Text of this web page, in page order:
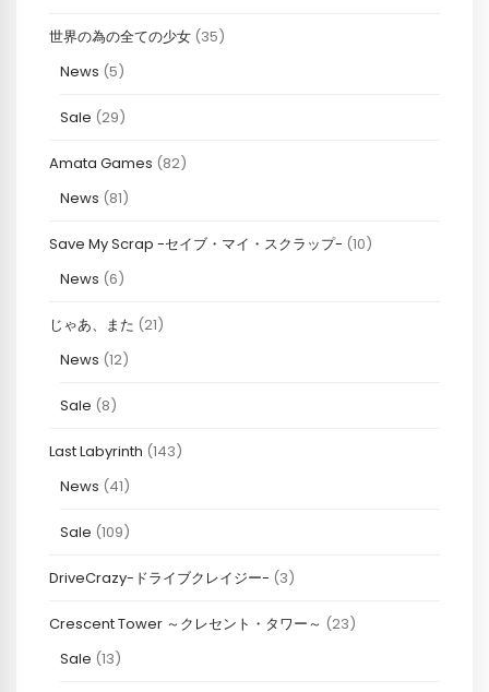
世界の為の全ての少女 (35)
News (5)
Sale (29)
Amata Games (82)
News (81)
Save My Scrap -セイブ・マイ・スクラップ- (10)
News (6)
じゃあ、また (21)
News (12)
Sale (8)
Last Labyrinth (143)
News (41)
Sale (109)
DriveCrazy-ドライブクレイジー- (3)
Crescent Tower ～クレセント・タワー～ (23)
Sale (13)